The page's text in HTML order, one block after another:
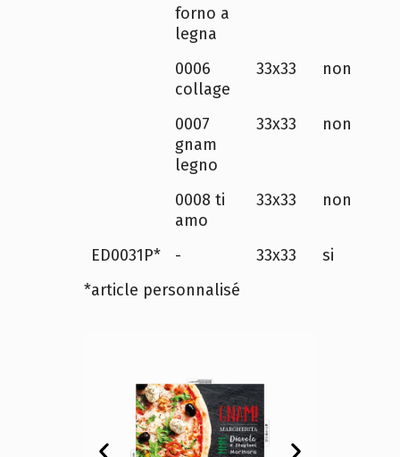
forno a
legna
0006
collage
33x33 non
0007
gnam
legno
33x33 non
0008 ti
amo
33x33 non
ED0031P* - 33x33
si
*article personnalisé